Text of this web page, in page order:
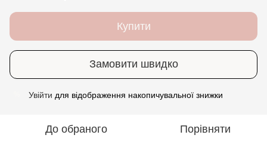
Купити
Замовити швидко
Увійти для відображення накопичувальної знижки
До обраного Порівняти